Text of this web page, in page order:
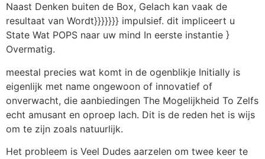
Naast Denken buiten de Box, Gelach kan vaak de
resultaat van Wordt}}}}}}} impulsief. dit impliceert u
State Wat POPS naar uw mind In eerste instantie }
Overmatig.
meestal precies wat komt in de ogenblikje Initially is
eigenlijk met name ongewoon of innovatief of
onverwacht, die aanbiedingen The Mogelijkheid To Zelfs
echt amusant en oproep lach. Dit is de reden het is wijs
om te zijn zoals natuurlijk.
Het probleem is Veel Dudes aarzelen om twee keer te